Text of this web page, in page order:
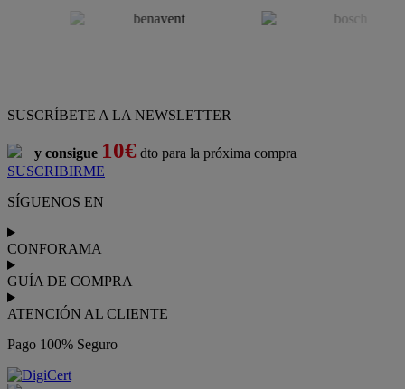
SUSCRÍBETE A LA NEWSLETTER
y consigue 10€ dto para la próxima compra
SUSCRIBIRME
SÍGUENOS EN
CONFORAMA
GUÍA DE COMPRA
ATENCIÓN AL CLIENTE
Pago 100% Seguro